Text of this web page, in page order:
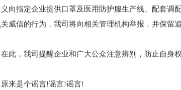
向指定企业提供口罩及医用防护服生产线、配套调
威信的行为，我司将向相关管理机构举报，并保留
在此，我司提醒企业和广大公众注意辨别，防止自身
原来是个谣言!谣言!谣言!